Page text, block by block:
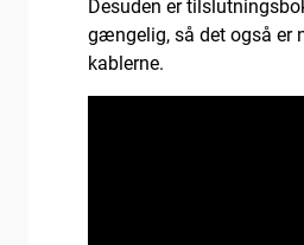
Desuden er
gængelig, så det også er
kablerne.